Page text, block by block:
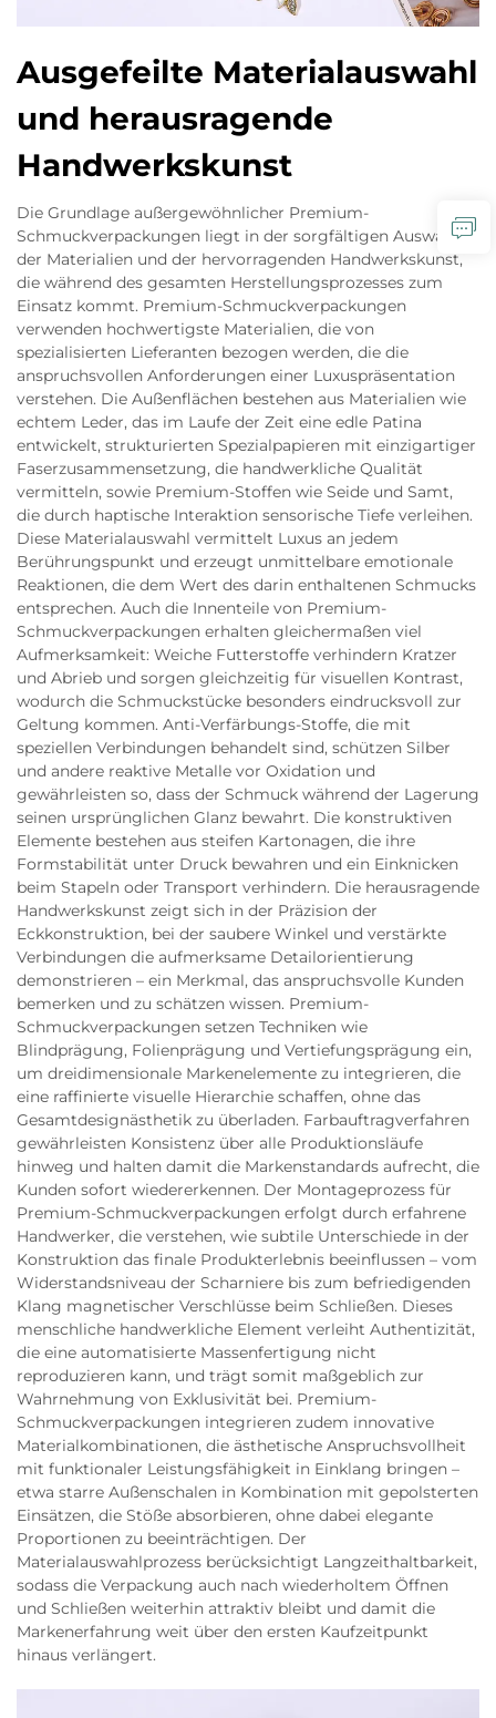
Ausgefeilte Materialauswahl
und herausragende
Handwerkskunst
Die Grundlage außergewöhnlicher Premium-
Schmuckverpackungen liegt in der sorgfältigen Auswahl
der Materialien und der hervorragenden Handwerkskunst,
die während des gesamten Herstellungsprozesses zum
Einsatz kommt. Premium-Schmuckverpackungen
verwenden hochwertigste Materialien, die von
spezialisierten Lieferanten bezogen werden, die die
anspruchsvollen Anforderungen einer Luxuspräsentation
verstehen. Die Außenflächen bestehen aus Materialien wie
echtem Leder, das im Laufe der Zeit eine edle Patina
entwickelt, strukturierten Spezialpapieren mit einzigartiger
Faserzusammensetzung, die handwerkliche Qualität
vermitteln, sowie Premium-Stoffen wie Seide und Samt,
die durch haptische Interaktion sensorische Tiefe verleihen.
Diese Materialauswahl vermittelt Luxus an jedem
Berührungspunkt und erzeugt unmittelbare emotionale
Reaktionen, die dem Wert des darin enthaltenen Schmucks
entsprechen. Auch die Innenteile von Premium-
Schmuckverpackungen erhalten gleichermaßen viel
Aufmerksamkeit: Weiche Futterstoffe verhindern Kratzer
und Abrieb und sorgen gleichzeitig für visuellen Kontrast,
wodurch die Schmuckstücke besonders eindrucksvoll zur
Geltung kommen. Anti-Verfärbungs-Stoffe, die mit
speziellen Verbindungen behandelt sind, schützen Silber
und andere reaktive Metalle vor Oxidation und
gewährleisten so, dass der Schmuck während der Lagerung
seinen ursprünglichen Glanz bewahrt. Die konstruktiven
Elemente bestehen aus steifen Kartonagen, die ihre
Formstabilität unter Druck bewahren und ein Einknicken
beim Stapeln oder Transport verhindern. Die herausragende
Handwerkskunst zeigt sich in der Präzision der
Eckkonstruktion, bei der saubere Winkel und verstärkte
Verbindungen die aufmerksame Detailorientierung
demonstrieren – ein Merkmal, das anspruchsvolle Kunden
bemerken und zu schätzen wissen. Premium-
Schmuckverpackungen setzen Techniken wie
Blindprägung, Folienprägung und Vertiefungsprägung ein,
um dreidimensionale Markenelemente zu integrieren, die
eine raffinierte visuelle Hierarchie schaffen, ohne das
Gesamtdesignästhetik zu überladen. Farbauftragverfahren
gewährleisten Konsistenz über alle Produktionsläufe
hinweg und halten damit die Markenstandards aufrecht, die
Kunden sofort wiedererkennen. Der Montageprozess für
Premium-Schmuckverpackungen erfolgt durch erfahrene
Handwerker, die verstehen, wie subtile Unterschiede in der
Konstruktion das finale Produkterlebnis beeinflussen – vom
Widerstandsniveau der Scharniere bis zum befriedigenden
Klang magnetischer Verschlüsse beim Schließen. Dieses
menschliche handwerkliche Element verleiht Authentizität,
die eine automatisierte Massenfertigung nicht
reproduzieren kann, und trägt somit maßgeblich zur
Wahrnehmung von Exklusivität bei. Premium-
Schmuckverpackungen integrieren zudem innovative
Materialkombinationen, die ästhetische Anspruchsvollheit
mit funktionaler Leistungsfähigkeit in Einklang bringen –
etwa starre Außenschalen in Kombination mit gepolsterten
Einsätzen, die Stöße absorbieren, ohne dabei elegante
Proportionen zu beeinträchtigen. Der
Materialauswahlprozess berücksichtigt Langzeithaltbarkeit,
sodass die Verpackung auch nach wiederholtem Öffnen
und Schließen weiterhin attraktiv bleibt und damit die
Markenerfahrung weit über den ersten Kaufzeitpunkt
hinaus verlängert.